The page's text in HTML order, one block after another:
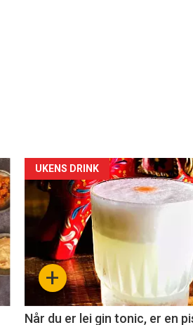
Forsiden
akkurat
nå
-
+
UKENS DRINK
Når du er lei gin tonic, er en